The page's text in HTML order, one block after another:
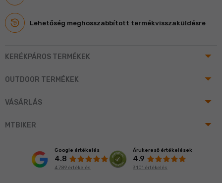
Lehetőség meghosszabbított termékvisszaküldésre
arrow_drop_up
KERÉKPÁROS TERMÉKEK
arrow_drop_up
OUTDOOR TERMÉKEK
arrow_drop_up
VÁSÁRLÁS
arrow_drop_up
MTBIKER
Google értékelés
4.8
4 789 értékelés
Árukereső értékelések
4.9
3 101 értékelés